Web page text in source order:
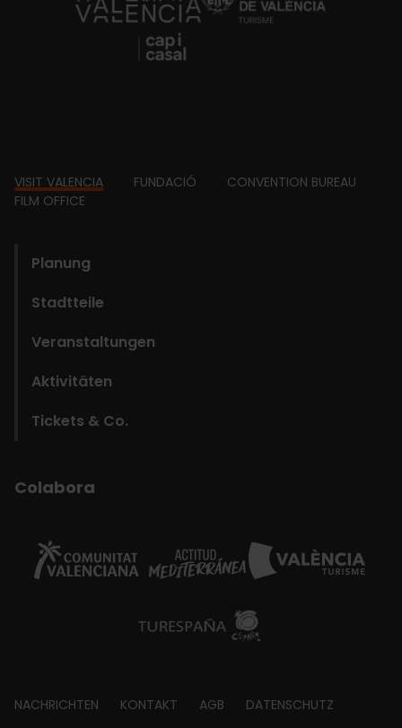
https://fundacion.visitvalencia.com/
Footer
VISIT VALENCIA FUNDACIÓ
CONVENTION BUREAU
FILM OFFICE
Planung
Stadtteile
Veranstaltungen
Aktivitäten
Tickets & Co.
Colabora
Footer
NACHRICHTEN KONTAKT AGB DATENSCHUTZ